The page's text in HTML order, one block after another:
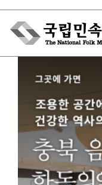
Skip
content
박물관에서는
민속이야기
민속 인사이드